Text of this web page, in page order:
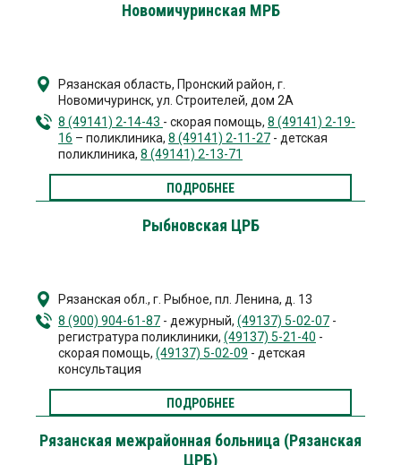
Новомичуринская МРБ
Рязанская область, Пронский район, г.
Новомичуринск, ул. Строителей, дом 2А
8 (49141) 2-14-43 - скорая помощь, 8 (49141) 2-19-
16 – поликлиника, 8 (49141) 2-11-27 - детская
поликлиника, 8 (49141) 2-13-71
ПОДРОБНЕЕ
Рыбновская ЦРБ
Рязанская обл., г. Рыбное, пл. Ленина, д. 13
8 (900) 904-61-87 - дежурный, (49137) 5-02-07 -
регистратура поликлиники, (49137) 5-21-40 -
скорая помощь, (49137) 5-02-09 - детская
консультация
ПОДРОБНЕЕ
Рязанская межрайонная больница (Рязанская
ЦРБ)